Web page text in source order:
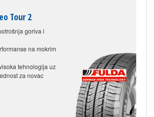
Tour 2
goriva i
na mokrim
tehnologija uz
za novac